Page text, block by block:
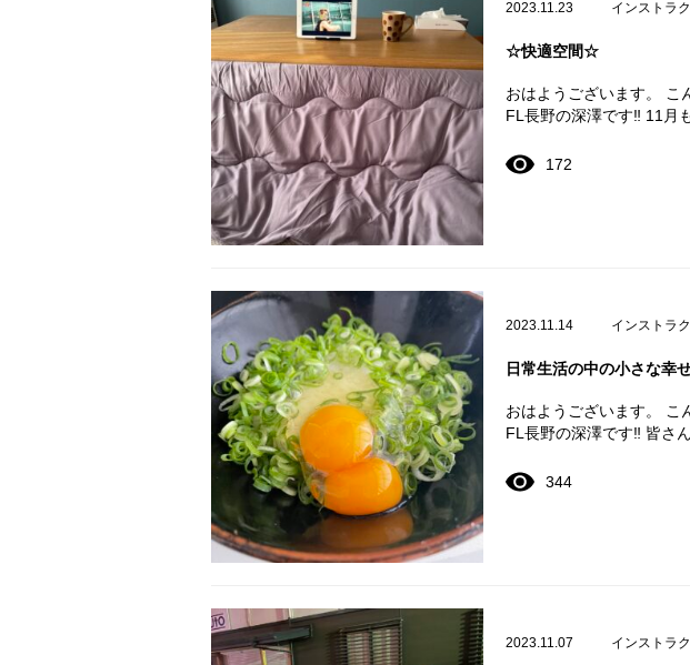
2023.11.23 インストラ
☆快適空間☆
おはようございます。 こ
FL長野の深澤です‼️ 11月
172
2023.11.14 インストラ
日常生活の中の小さな幸
おはようございます。 こ
FL長野の深澤です‼️ 皆さ
344
2023.11.07 インストラ